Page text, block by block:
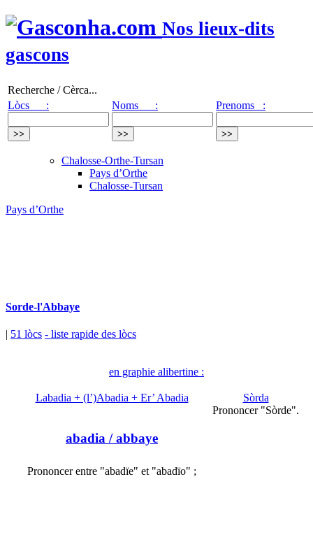
Nos lieux-dits
gascons
Recherche / Cèrca...
Lòcs :
Noms : Prenoms :
Chalosse-Orthe-Tursan
Pays d’Orthe
Chalosse-Tursan
Pays d’Orthe
Sorde-l'Abbaye
| 51 lòcs - liste rapide des lòcs
en graphie alibertine :
Labadia + (l’)Abadia + Er’ Abadia
abadia / abbaye
Prononcer entre "abadïe" et "abadïo" ;
Sòrda
Prononcer "Sòrde".